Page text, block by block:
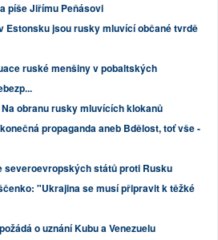
píše Jiřímu Peňásovi
Estonsku jsou rusky mluvící občané tvrdě
ruské menšiny v pobaltských
Na obranu rusky mluvících klokanů
propaganda aneb Bdělost, toť vše -
severoevropských států proti Rusku
"Ukrajina se musí připravit k těžké
o uznání Kubu a Venezuelu